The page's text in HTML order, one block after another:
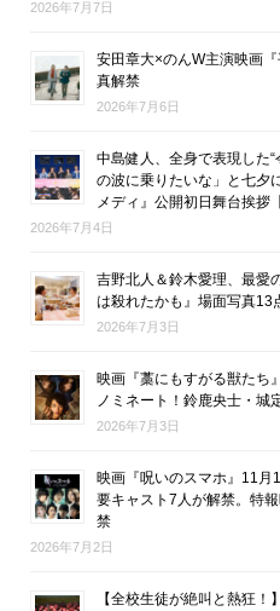
2026年7月7日
安田章大×のんW主演映画
真解禁
2026年7月6日
中島健人、全身で表現した
の波に乗りたいな」と七夕
メディ』公開初日舞台挨拶
2026年7月4日
吉野北人＆鈴木愛理、最愛
は殺れたかも』場面写真13
2026年7月3日
映画『藁にもすがる獣たち
ノミネート！鈴鹿央士・城
2026年7月3日
映画『呪いのスマホ』11月
要キャスト7人が解禁。特
禁
2026年7月2日
【全校生徒が絶叫と熱狂！